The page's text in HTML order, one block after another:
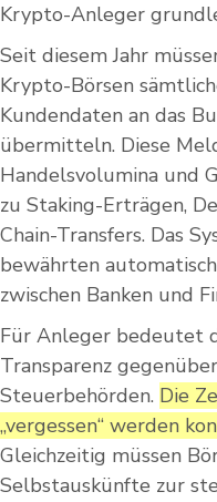
Krypto-Anleger
Seit diesem Jahr
Krypto-Börsen
Kundendaten an das
übermitteln. Diese
Handelsvolumina und
zu Staking-Erträgen,
Chain-Transfers. Das
bewährten
zwischen Banken und
Für Anleger bedeutet
Transparenz
Steuerbehörden. Die
„vergessen“ werden
Gleichzeitig müssen
Selbstauskünfte zur